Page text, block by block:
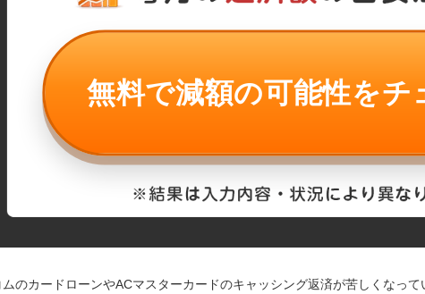
無料で減額の可能性をチ
ムのカードローンやACマスターカードのキャッシング返済が苦しくなって